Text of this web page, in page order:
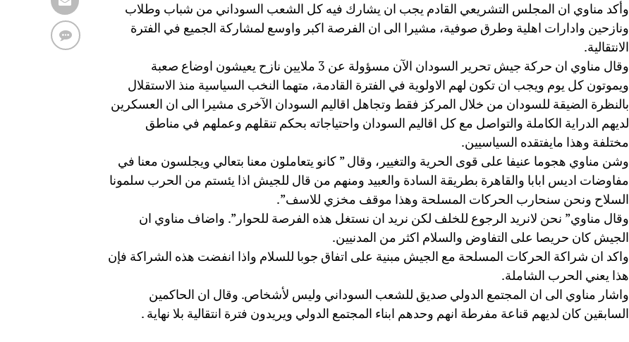
وأكد مناوي ان المجلس التشريعي القادم يجب ان يشارك فيه كل الشعب السوداني من شباب وطلاب
ونازحين وادارات اهلية وطرق صوفية، مشيرا الى ان الفرصة اكبر واوسع لمشاركة الجميع في الفترة
الانتقالية.
وقال مناوي ان حركة جيش تحرير السودان الآن مسؤولة عن 3 ملايين نازح يعيشون اوضاع صعبة
ويموتون كل يوم ويجب ان تكون لهم الاولوية في الفترة القادمة، متهما النخب السياسية منذ الاستقلال
بالنظرة الضيقة للسودان من خلال المركز فقط وتجاهل اقاليم السودان الآخرى مشيرا الى ان العسكرين
لديهم الدراية الكاملة والتواصل مع كل اقاليم السودان واحتياجاته بحكم تنقلهم وعملهم في مناطق
مختلفة وهذا مايفتقده السياسيين.
وشن مناوي هجوما عنيفا على قوى الحرية والتغيير، وقال ” كانو يتعاملون معنا بتعالي ويجلسون معنا في
مفاوضات اديس ابابا والقاهرة بطريقة السادة والعبيد ومنهم من قال للجيش اذا يئستم من الحرب سلمونا
السلاح ونحن سنحارب الحركات المسلحة وهذا موقف مخزي للاسف”.
وقال مناوي” نحن لانريد الرجوع للخلف لكن نريد ان نستغل هذه الفرصة للحوار”. واضاف مناوي ان
الجيش كان حريصا على التفاوض والسلام اكثر من المدنيين.
واكد ان شراكة الحركات المسلحة مع الجيش مبنية على اتفاق جوبا للسلام واذا انفضت هذه الشراكة فإن
هذا يعني الحرب الشاملة.
واشار مناوي الى ان المجتمع الدولي صديق للشعب السوداني وليس لأشخاص. وقال ان الحاكمين
السابقين كان لديهم قناعة مفرطة انهم وحدهم ابناء المجتمع الدولي ويريدون فترة انتقالية بلا نهاية .